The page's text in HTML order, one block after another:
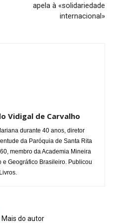
apela à «solidariedade
internacional»
Vidigal de Carvalho
durante 40 anos, diretor
da Paróquia de Santa Rita
membro da Academia Mineira
e Geográfico Brasileiro. Publicou
Mais do autor